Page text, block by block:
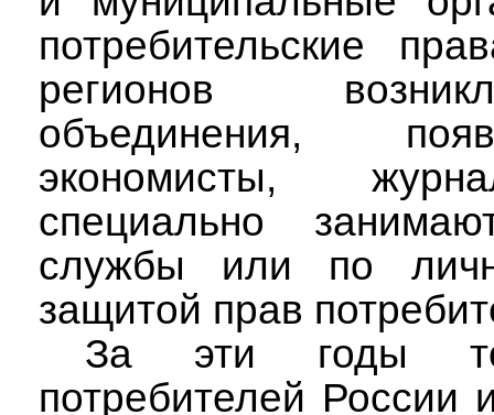
потребительские
регионов
объединения,
экономисты,
специально
службы или по
защитой прав
За эти годы
потребителей России